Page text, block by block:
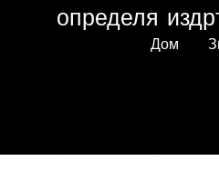
определя
Дом